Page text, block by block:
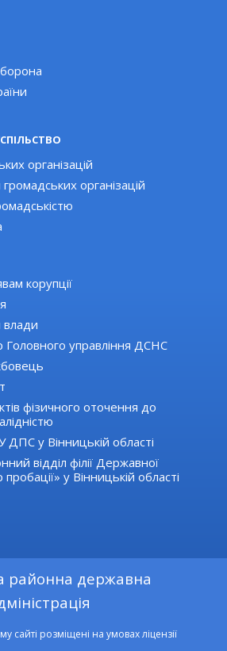
організацій
організацій
корупції
влади
Головного управління ДСНС
фізичного оточення до
ДПС у Вінницькій області
відділ філії Державної
у Вінницькій області
районна державна
сайті розміщені на умовах ліцензії